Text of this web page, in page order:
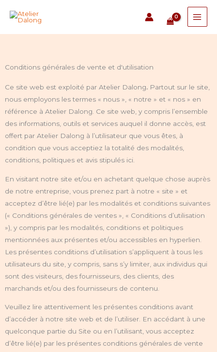
Conditions générales de vente et d'utilisation
Ce site web est exploité par Atelier Dalong. Partout sur le site,
nous employons les termes « nous », « notre » et « nos » en
référence à Atelier Dalong. Ce site web, y compris l’ensemble
des informations, outils et services auquel il donne accès, est
offert par Atelier Dalong à l’utilisateur que vous êtes, à
condition que vous acceptiez la totalité des modalités,
conditions, politiques et avis stipulés ici.
En visitant notre site et/ou en achetant quelque chose auprès
de notre entreprise, vous prenez part à notre « site » et
acceptez d’être lié(e) par les modalités et conditions suivantes
(« Conditions générales de ventes », « Conditions d’utilisation
»), y compris par les modalités, conditions et politiques
mentionnées aux présentes et/ou accessibles en hyperlien.
Les présentes conditions d’utilisation s’appliquent à tous les
utilisateurs du site, y compris, sans s’y limiter, aux individus qui
sont des visiteurs, des fournisseurs, des clients, des
marchands et/ou des fournisseurs de contenu.
Veuillez lire attentivement les présentes conditions avant
d’accéder à notre site web et de l’utiliser. En accédant à une
quelconque partie du Site ou en l’utilisant, vous acceptez
d’être lié(e) par les présentes conditions générales de vente